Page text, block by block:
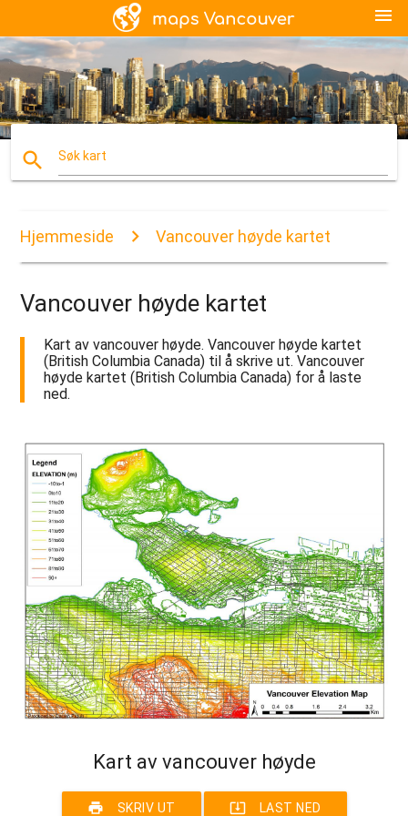
menu
search Søk kart
Hjemmeside Vancouver høyde kartet
Vancouver høyde kartet
Kart av vancouver høyde. Vancouver høyde kartet
(British Columbia Canada) til å skrive ut. Vancouver
høyde kartet (British Columbia Canada) for å laste
ned.
Kart av vancouver høyde
print SKRIV UT system_update_alt LAST NED